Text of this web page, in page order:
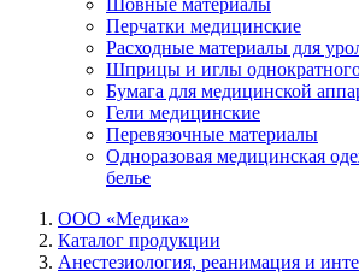
Шовные материалы
Перчатки медицинские
Расходные материалы для
Шприцы и иглы
Бумага для медицинской
Гели медицинские
Перевязочные материалы
Одноразовая медицинская
белье
ООО «Медика»
Каталог продукции
Анестезиология, реанимация и